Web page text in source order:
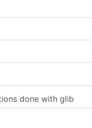
done with glib